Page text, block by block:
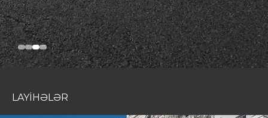
LAYİHƏLƏR